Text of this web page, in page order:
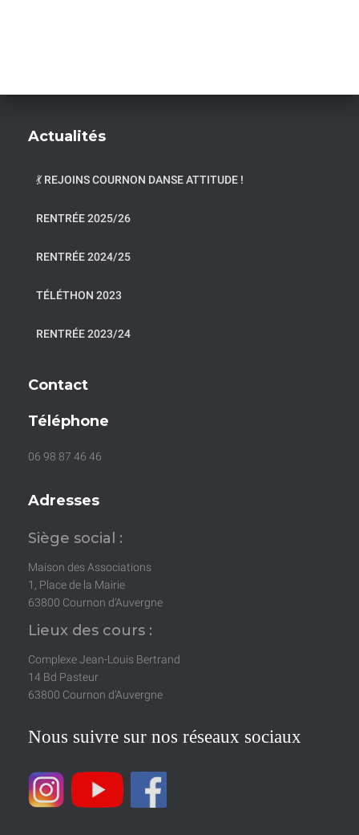
Actualités
💃 REJOINS COURNON DANSE ATTITUDE !
RENTRÉE 2025/26
RENTRÉE 2024/25
TÉLÉTHON 2023
RENTRÉE 2023/24
Contact
Téléphone
06 98 87 46 46
Adresses
Siège social :
Maison des Associations
1, Place de la Mairie
63800 Cournon d’Auvergne
Lieux des cours :
Complexe Jean-Louis Bertrand
14 Bd Pasteur
63800 Cournon d’Auvergne
Nous suivre sur nos réseaux sociaux